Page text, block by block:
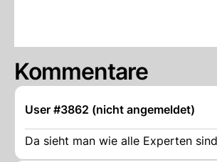
Kommentare
User #3862 (nicht angemeldet)
Da sieht man wie alle Experten